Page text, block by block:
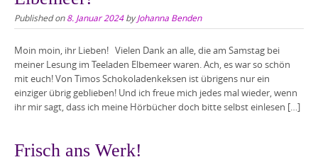
Published on8. Januar 2024byJohanna Benden
Moin moin, ihr Lieben! Vielen Dank an alle, die am Samstag bei
meiner Lesung im Teeladen Elbemeer waren. Ach, es war so schön
mit euch! Von Timos Schokoladenkeksen ist übrigens nur ein
einziger übrig geblieben! Und ich freue mich jedes mal wieder, wenn
ihr mir sagt, dass ich meine Hörbücher doch bitte selbst einlesen […]
Frisch ans Werk!